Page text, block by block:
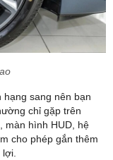
sang nên bạn
chỉ gặp trên
màn hình HUD, hệ
cho phép gắn thêm
lợi.